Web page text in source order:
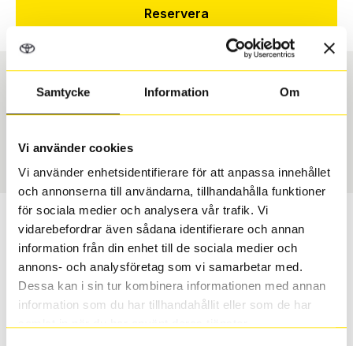
Samtycke Information Om
Vi använder cookies
Vi använder enhetsidentifierare för att anpassa innehållet
och annonserna till användarna, tillhandahålla funktioner
för sociala medier och analysera vår trafik. Vi
vidarebefordrar även sådana identifierare och annan
information från din enhet till de sociala medier och
annons- och analysföretag som vi samarbetar med.
Dessa kan i sin tur kombinera informationen med annan
information som du har tillhandahållit eller som de har
Reservera
Däcktyp
USA, 4x4
Däckstorlek
215/65 R 16 102H
2380
Passar detta däck min bil?
Ange registreringsnummer för att se om det däck du
valt passar din bilmodell. Om du köper däck som skall
sättas på dina befintliga fälgar, se till att kolla en extra